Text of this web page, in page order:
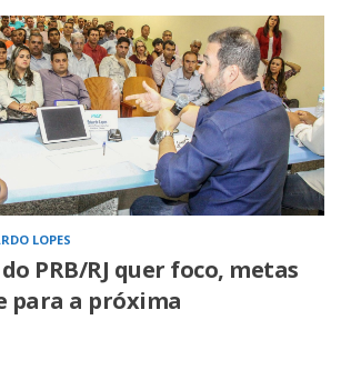
LOPES
PRB/RJ quer foco, metas
para a próxima